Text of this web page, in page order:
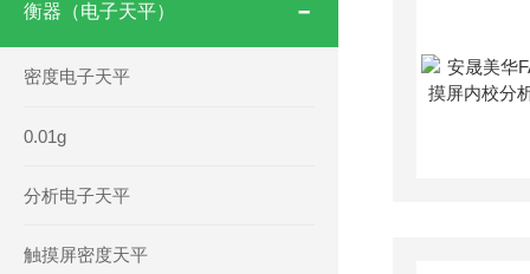
衡器（电子天平）
密度电子天平
0.01g
分析电子天平
触摸屏密度天平